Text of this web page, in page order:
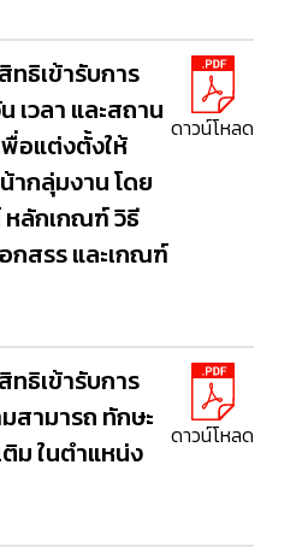
ธิเข้ารับการ
เวลา และสถาน
พื่อแต่งตั้งให้
ากลุ่มงาน โดย
ลักเกณฑ์ วิธี
กสรร และเกณฑ์
ดาวน์โหลด
ธิเข้ารับการ
สามารถ ทักษะ
ม ในตำแหน่ง
ดาวน์โหลด